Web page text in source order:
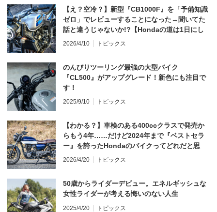
【え？空冷？】新型『CB1000F』を「予備知識
ゼロ」でレビューすることになった→聞いてた
話と違うじゃないか!?【Hondaの道は1日にし
てならず／CB1000F ①第一印象 編】
2026/4/10 トピックス
のんびりツーリング最強の大型バイク
『CL500』がアップグレード！新色にも注目で
す！
2025/9/10 トピックス
【わかる？】車検のある400ccクラスで発売か
らもう4年……だけど2024年まで『ベストセラ
ー』を誇ったHondaのバイクってどれだと思
う？
2026/4/20 トピックス
50歳からライダーデビュー。エネルギッシュな
女性ライダーが考える悔いのない人生
2025/4/20 トピックス